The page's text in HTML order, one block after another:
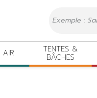
AIR TENTES &
BÂCHES